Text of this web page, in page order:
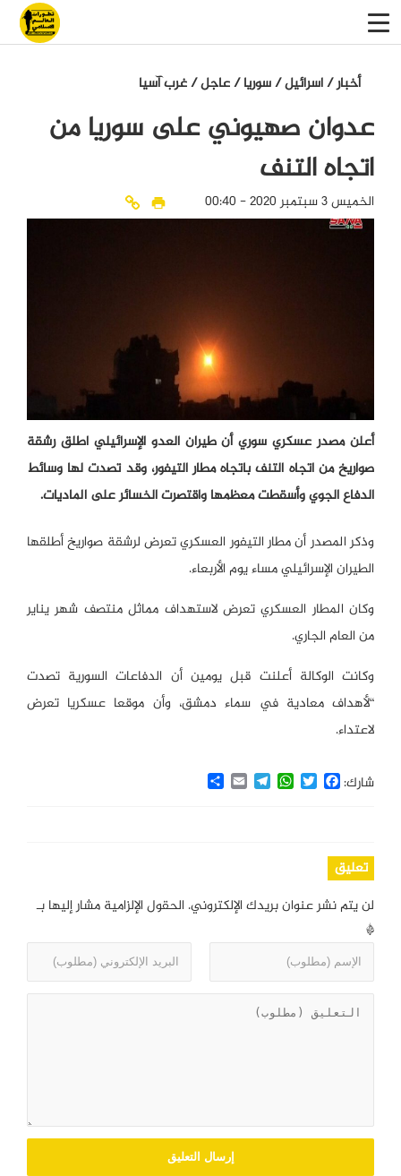
أخبار/اسرائيل/سوريا/عاجل/غرب آسيا
عدوان صهيوني على سوريا من
اتجاه التنف
الخميس 3 سبتمبر 2020 - 00:40
أعلن مصدر عسكري سوري أن طيران العدو الإسرائيلي اطلق رشقة
صواريخ من اتجاه التنف باتجاه مطار التيفور، وقد تصدت لها وسائط
الدفاع الجوي وأسقطت معظمها واقتصرت الخسائر على الماديات.
وذكر المصدر أن مطار التيفور العسكري تعرض لرشقة صواريخ أطلقها
الطيران الإسرائيلي مساء يوم الأربعاء.
وكان المطار العسكري تعرض لاستهداف مماثل منتصف شهر يناير
من العام الجاري.
وكانت الوكالة أعلنت قبل يومين أن الدفاعات السورية تصدت
“لأهداف معادية في سماء دمشق، وأن موقعا عسكريا تعرض
لاعتداء.
شارك: Facebook
Twitter
WhatsApp
Telegram
Email
Share
تعليق
لن يتم نشر عنوان بريدك الإلكتروني. الحقول الإلزامية مشار إليها بـ
*